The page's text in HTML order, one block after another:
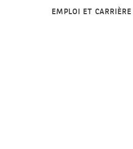
EMPLOI ET CARRIÈRE